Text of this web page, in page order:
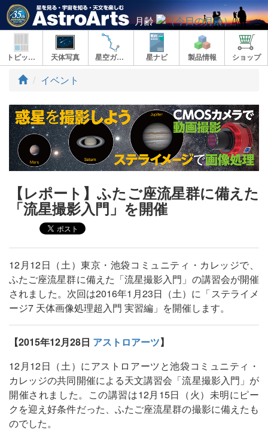
月齢
トピックス 天体写真 星空ガイド 星ナビ 製品情報 ショップ
ト
プ
イベント
【レポート】ふたご座流星群に備えた
「流星撮影入門」を開催
12月12日（土）東京・池袋コミュニティ・カレッジで、
ふたご座流星群に備えた「流星撮影入門」の講習会が開催
されました。次回は2016年1月23日（土）に「ステライメ
ージ7 天体画像処理超入門 実習編」を開催します。
【2015年12月28日 アストロアーツ】
12月12日（土）にアストロアーツと池袋コミュニティ・
カレッジの共同開催による天文講習会「流星撮影入門」が
開催されました。この講習は12月15日（火）未明にピー
クを迎え好条件だった、ふたご座流星群の撮影に備えたも
のでした。